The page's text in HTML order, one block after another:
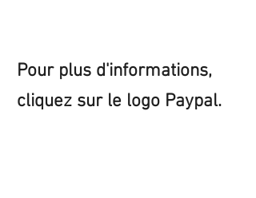
Pour plus d'informations,
cliquez sur le logo Paypal.